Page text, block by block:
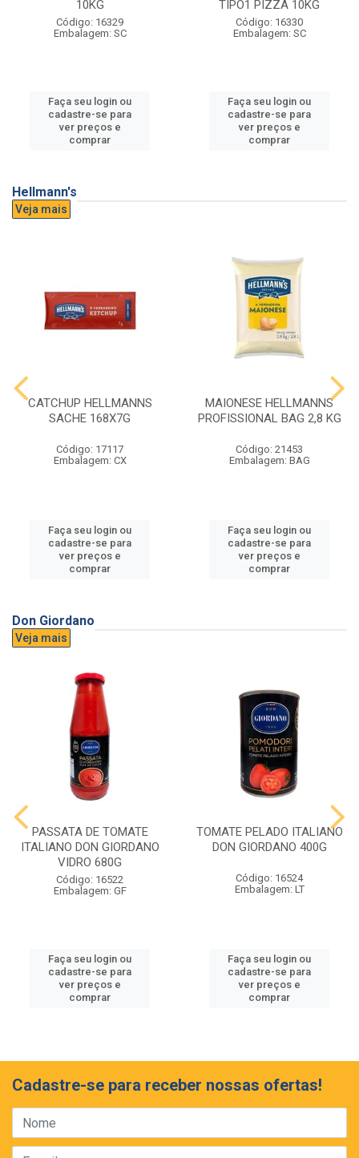
10KG
Código: 16329
Embalagem: SC
Faça seu login ou
cadastre-se para
ver preços e
comprar
TIPO1 PIZZA 10KG
Código: 16330
Embalagem: SC
Faça seu login ou
cadastre-se para
ver preços e
comprar
Hellmann's
Veja mais
CATCHUP HELLMANNS
SACHE 168X7G
Código: 17117
Embalagem: CX
Faça seu login ou
cadastre-se para
ver preços e
comprar
MAIONESE HELLMANNS
PROFISSIONAL BAG 2,8 KG
Código: 21453
Embalagem: BAG
Faça seu login ou
cadastre-se para
ver preços e
comprar
Don Giordano
Veja mais
PASSATA DE TOMATE
ITALIANO DON GIORDANO
VIDRO 680G
Código: 16522
Embalagem: GF
Faça seu login ou
cadastre-se para
ver preços e
comprar
TOMATE PELADO ITALIANO
DON GIORDANO 400G
Código: 16524
Embalagem: LT
Faça seu login ou
cadastre-se para
ver preços e
comprar
Cadastre-se para receber nossas ofertas!